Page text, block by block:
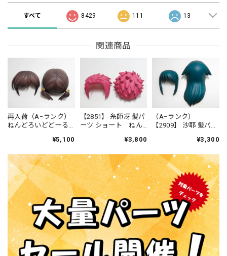
すべて 8429 111 13
関連商品
再入荷（A−ランク）
ねんどろいどどーる
レッティ 髪パーツ お
¥5,100
【2851】 糸師冴 髪パ
ーツ ショート ねん
¥3,800
（A−ランク）
【2909】 沙耶 髪パー
¥3,300